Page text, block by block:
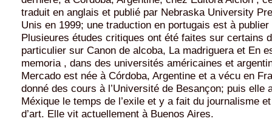
traduit en anglais et publié par Nebraska University
Unis en 1999; une traduction en portugais est à
Plusieures études critiques ont été faites sur certains
particulier sur Canon de alcoba, La madriguera et En
memoria , dans des universités américaines et
Mercado est née à Córdoba, Argentine et a vécu en
donné des cours à l’Université de Besançon; puis elle
Méxique le temps de l’exile et y a fait du journalisme
d’art. Elle vit actuellement à Buenos Aires.